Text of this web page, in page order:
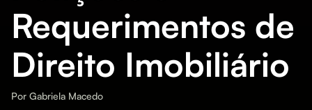
Requerimentos de
Direito Imobiliário
Por Gabriela Macedo